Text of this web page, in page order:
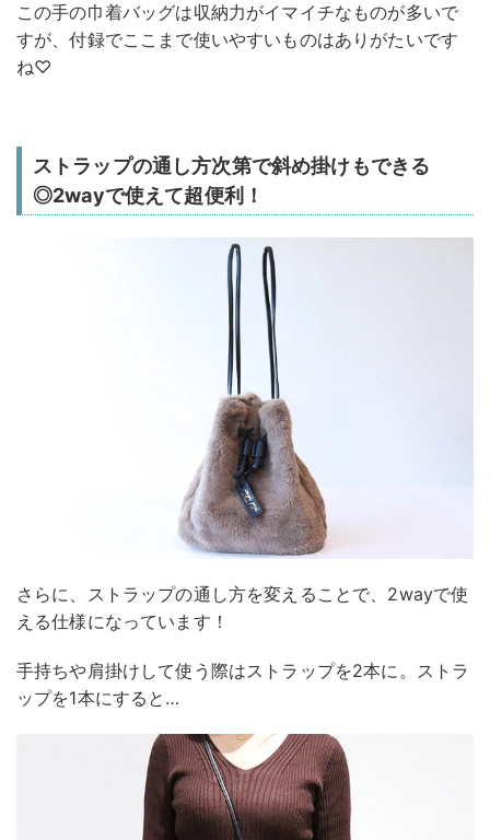
この手の巾着バッグは収納力がイマイチなものが多いで
すが、付録でここまで使いやすいものはありがたいです
ね♡
ストラップの通し方次第で斜め掛けもできる
◎2wayで使えて超便利！
さらに、ストラップの通し方を変えることで、2wayで使
える仕様になっています！
手持ちや肩掛けして使う際はストラップを2本に。ストラ
ップを1本にすると…